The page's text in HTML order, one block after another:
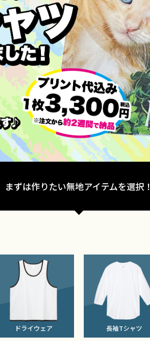
まずは作りたい無地アイテムを選択！
ドライウェア 長袖Tシャツ